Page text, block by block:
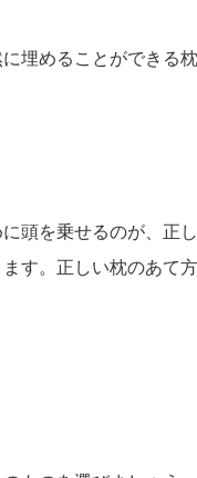
埋めることができる
頭を乗せるのが、正
す。正しい枕のあて